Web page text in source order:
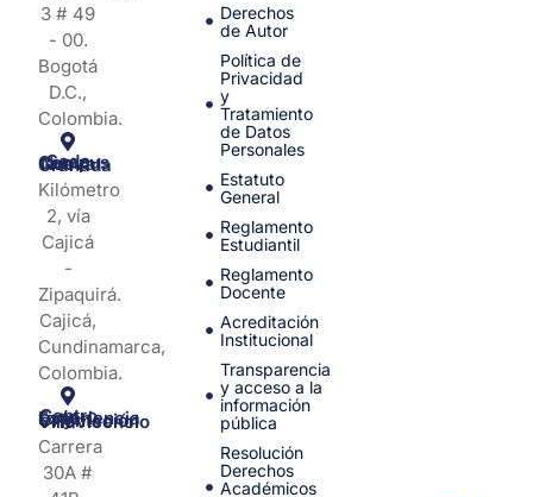
3 # 49
- 00.
Bogotá
D.C.,
Colombia.
Sede Campus Nueva Granada
Kilómetro
2, vía
Cajicá
-
Zipaquirá.
Cajicá,
Cundinamarca,
Colombia.
Centro de Experiencia y Orientación Villavicencio
Carrera
30A #
Derechos
de Autor
Política de
Privacidad
y
Tratamiento
de Datos
Personales
Estatuto
General
Reglamento
Estudiantil
Reglamento
Docente
Acreditación
Institucional
Transparencia
y acceso a la
información
pública
Resolución
Derechos
Académicos